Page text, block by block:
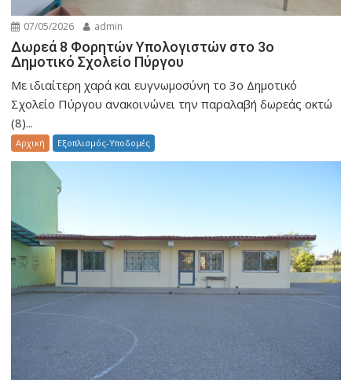
07/05/2026 admin
Δωρεά 8 Φορητών Υπολογιστών στο 3ο
Δημοτικό Σχολείο Πύργου
Με ιδιαίτερη χαρά και ευγνωμοσύνη το 3ο Δημοτικό
Σχολείο Πύργου ανακοινώνει την παραλαβή δωρεάς οκτώ
(8)...
Aρχική Εξοπλισμός-Υποδομές